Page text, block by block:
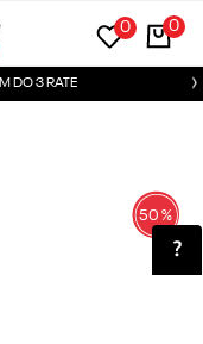
0
0
DO 3 RATE
50%